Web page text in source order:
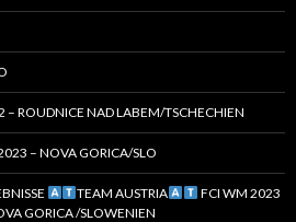
– ROUDNICE NAD LABEM/TSCHECHIEN
– NOVA GORICA/SLO
TEAM AUSTRIA
FCI WM 2023
GORICA /SLOWENIEN